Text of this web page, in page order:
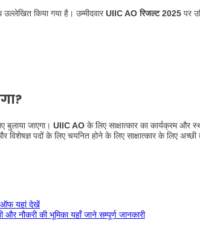
किया गया है। उम्मीदवारUIIC AO रिजल्ट 2025 पर
बुलाया जाएगा। UIIC AO के लिए साक्षात्कार का कार्यक्रम और
पदों के लिए चयनित होने के लिए साक्षात्कार के लिए
ऑफ यहां देखें
की भूमिका यहाँ जाने सम्पूर्ण जानकारी